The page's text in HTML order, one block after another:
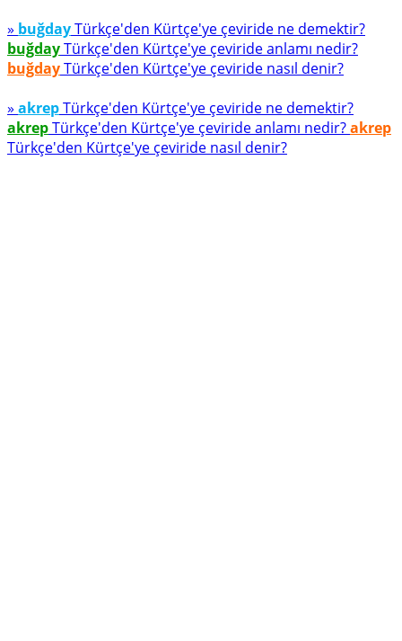
» buğdayTürkçe'den Kürtçe'ye çeviride ne demektir?
buğdayTürkçe'den Kürtçe'ye çeviride anlamı nedir?
buğdayTürkçe'den Kürtçe'ye çeviride nasıl denir?
» akrepTürkçe'den Kürtçe'ye çeviride ne demektir?
akrepTürkçe'den Kürtçe'ye çeviride anlamı nedir?akrep
Türkçe'den Kürtçe'ye çeviride nasıl denir?